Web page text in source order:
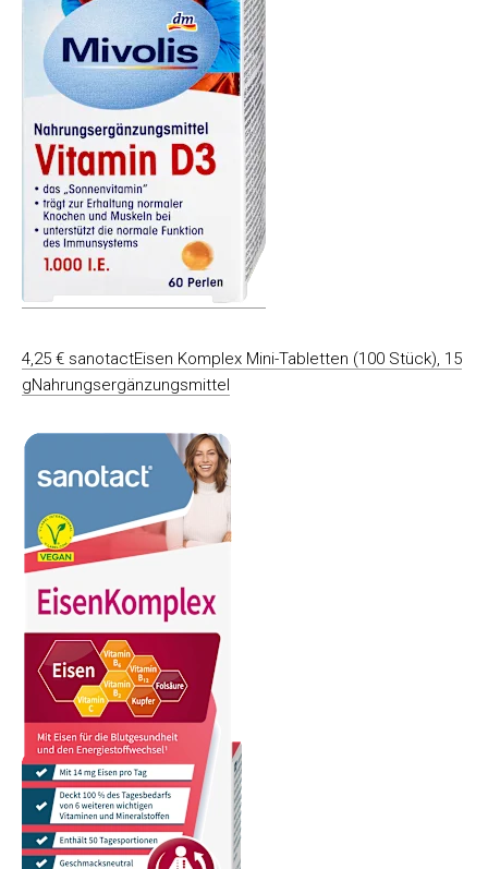
4,25 € sanotactEisen Komplex Mini-Tabletten (100 Stück), 15
gNahrungsergänzungsmittel